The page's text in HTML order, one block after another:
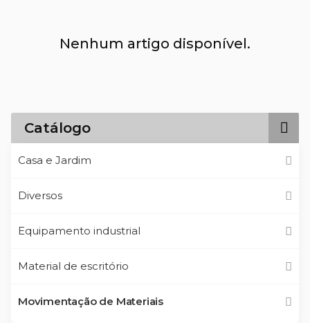
Nenhum artigo disponível.
Catálogo
Casa e Jardim
Diversos
Equipamento industrial
Material de escritório
Movimentação de Materiais